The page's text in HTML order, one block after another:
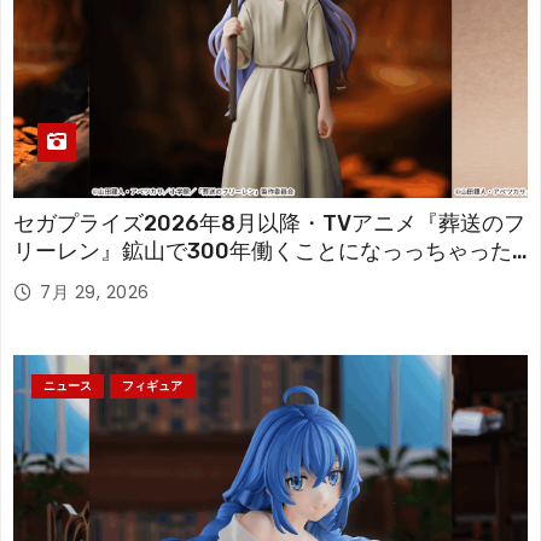
セガプライズ2026年8月以降・TVアニメ『葬送のフ
リーレン』鉱山で300年働くことになっっちゃった
「フリーレン」を立体化！
7月 29, 2026
ニュース フィギュア